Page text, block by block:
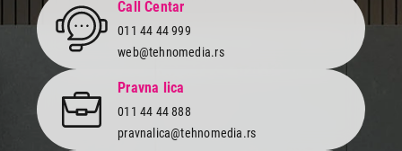
Call Centar
011 44 44 999
web@tehnomedia.rs
Pravna lica
011 44 44 888
pravnalica@tehnomedia.rs